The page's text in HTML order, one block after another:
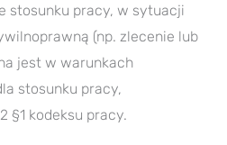
stosunku pracy, w sytuacji
(np. zlecenie lub
jest w warunkach
stosunku pracy,
§1 kodeksu pracy.